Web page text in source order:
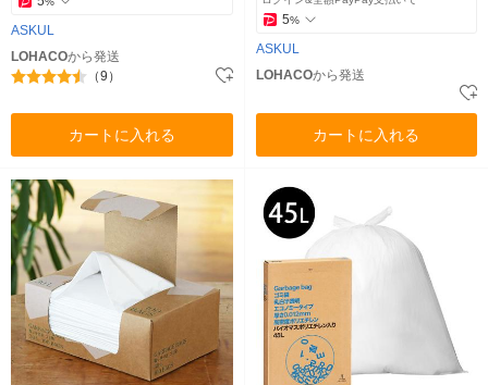
ASKUL
LOHACOから発送
（9）
カートに入れる
5%
ASKUL
LOHACOから発送
カートに入れる